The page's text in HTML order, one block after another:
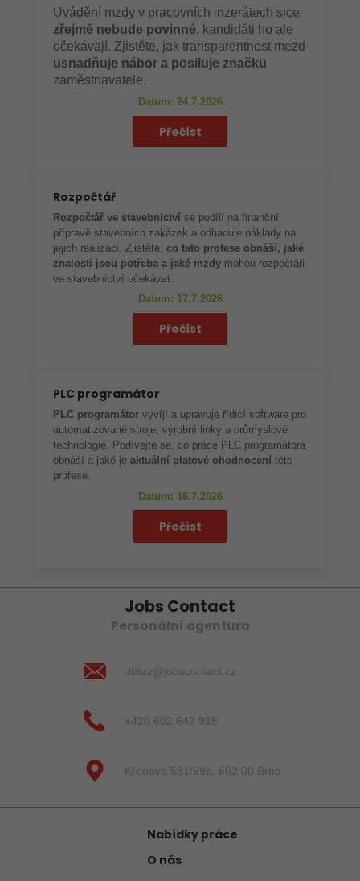
Uvádění mzdy v pracovních inzerátech sice
zřejmě nebude povinné, kandidáti ho ale
očekávají. Zjistěte, jak transparentnost mezd
usnadňuje nábor a posiluje značku
zaměstnavatele.
Datum: 24.7.2026
Přečíst
Rozpočtář
Rozpočtář ve stavebnictví se podílí na finanční
přípravě stavebních zakázek a odhaduje náklady na
jejich realizaci. Zjistěte,co tato profese obnáší, jaké
znalosti jsou potřeba a jaké mzdy mohou rozpočtáři
ve stavebnictví očekávat.
Datum: 17.7.2026
Přečíst
PLC programátor
PLC programátor vyvíjí a upravuje řídicí software pro
automatizované stroje, výrobní linky a průmyslové
technologie. Podívejte se, co práce PLC programátora
obnáší a jaké je aktuální platové ohodnocení této
profese.
Datum: 16.7.2026
Přečíst
Jobs Contact
Personální agentura
dotaz@jobscontact.cz
+420 602 642 915
Křenová 531/69a, 602 00 Brno
Nabídky práce
O nás